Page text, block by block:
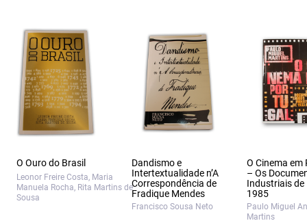
O Ouro do Brasil
Leonor Freire Costa, Maria
Manuela Rocha, Rita Martins de
Sousa
Dandismo e
Intertextualidade n’A
Correspondência de
Fradique Mendes
Francisco Sousa Neto
O Cinema em
– Os
Industriais de
1985
Paulo Miguel
Martins